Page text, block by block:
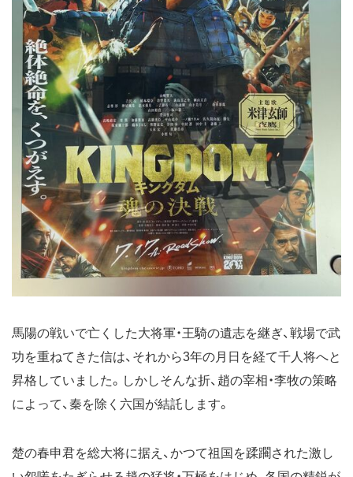
馬陽の戦いで亡くした大将軍・王騎の遺志を継ぎ、戦場で武
功を重ねてきた信は、それから3年の月日を経て千人将へと
昇格していました。しかしそんな折、趙の宰相・李牧の策略
によって、秦を除く六国が結託します。
楚の春申君を総大将に据え、かつて祖国を蹂躙された激し